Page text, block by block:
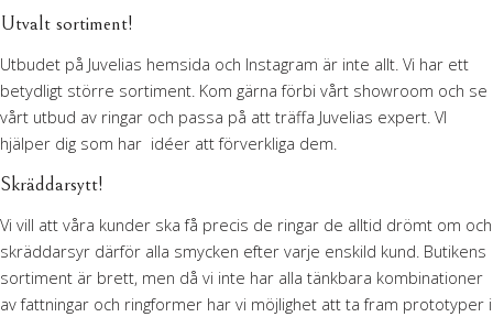
Utvalt sortiment!
Utbudet på Juvelias hemsida och Instagram är inte allt. Vi har ett
betydligt större sortiment. Kom gärna förbi vårt showroom och se
vårt utbud av ringar och passa på att träffa Juvelias expert. VI
hjälper dig som har idéer att förverkliga dem.
Skräddarsytt!
Vi vill att våra kunder ska få precis de ringar de alltid drömt om och
skräddarsyr därför alla smycken efter varje enskild kund. Butikens
sortiment är brett, men då vi inte har alla tänkbara kombinationer
av fattningar och ringformer har vi möjlighet att ta fram prototyper i